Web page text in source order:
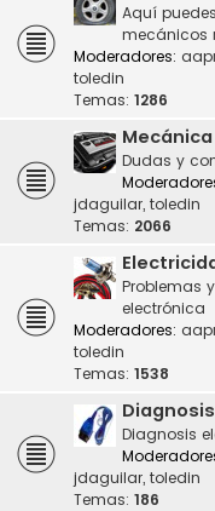
Aquí
mecánicos
Moderadores:
toledin
Temas: 1286
Mecánica
Dudas y
jdaguilar, toledin
Temas: 2066
Problemas
electrónica
Moderadores:
toledin
Temas: 1538
Diagnosis
jdaguilar, toledin
Temas: 186